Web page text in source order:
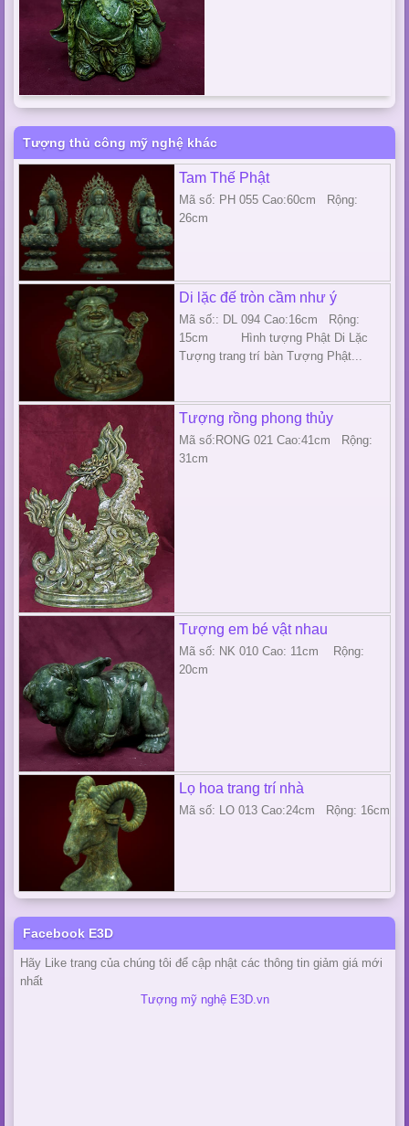
Tượng thủ công mỹ nghệ khác
Tam Thế Phật
Mã số: PH 055 Cao:60cm Rộng:
26cm
Di lặc đế tròn cầm như ý
Mã số:: DL 094 Cao:16cm Rộng:
15cm Hình tượng Phật Di Lặc
Tượng trang trí bàn Tượng Phật...
Tượng rồng phong thủy
Mã số:RONG 021 Cao:41cm Rộng:
31cm
Tượng em bé vật nhau
Mã số: NK 010 Cao: 11cm Rộng:
20cm
Lọ hoa trang trí nhà
Mã số: LO 013 Cao:24cm Rộng: 16cm
Facebook E3D
Hãy Like trang của chúng tôi để cập nhật các thông tin giảm giá mới
nhất
Tượng mỹ nghệ E3D.vn